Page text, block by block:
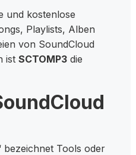
und kostenlose
Playlists, Alben
von SoundCloud
ist SCTOMP3die
bezeichnet Tools oder